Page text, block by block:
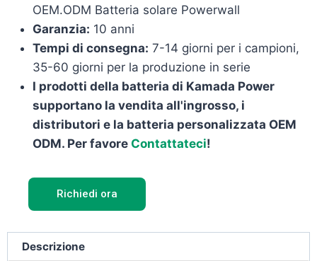
OEM.ODM Batteria solare Powerwall
Garanzia: 10 anni
Tempi di consegna: 7-14 giorni per i campioni,
35-60 giorni per la produzione in serie
I prodotti della batteria di Kamada Power
supportano la vendita all'ingrosso, i
distributori e la batteria personalizzata OEM
ODM. Per favore Contattateci!
Richiedi ora
Descrizione